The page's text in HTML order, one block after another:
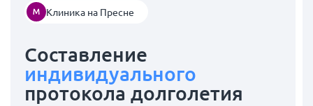
Клиника на Пресне
Составление
индивидуального
протокола долголетия